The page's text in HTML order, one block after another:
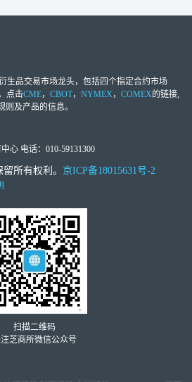
生品交易市场龙头，包括四个指定合约市场
点击CME， CBOT， NYMEX， COMEX的链接,
则及产品的信息。
心 电话：010-59131300
所有权利。 京ICP备18015631号-2
扫描二维码
芝商所微信公众号